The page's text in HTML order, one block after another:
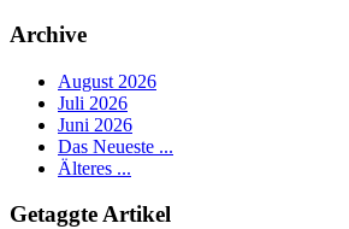
Archive
August 2026
Juli 2026
Juni 2026
Das Neueste ...
Älteres ...
Getaggte Artikel